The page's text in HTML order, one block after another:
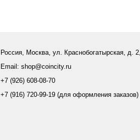
Россия, Москва, ул. Краснобогатырская, д.
Email: shop@coincity.ru
+7 (926) 608-08-70
+7 (916) 720-99-19 (для оформления заказов)